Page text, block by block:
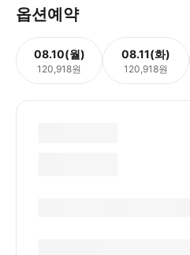
옵션예약
08.10(월)
120,918원
08.11(화)
120,918원